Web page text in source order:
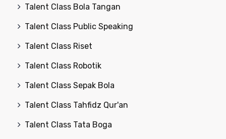
Talent Class Bola Tangan
Talent Class Public Speaking
Talent Class Riset
Talent Class Robotik
Talent Class Sepak Bola
Talent Class Tahfidz Qur'an
Talent Class Tata Boga